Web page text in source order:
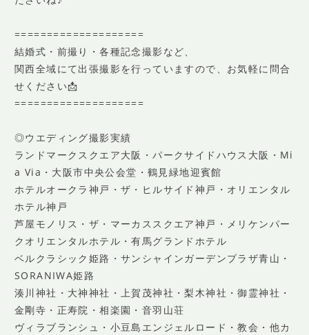
====================
結婚式・前撮り・各種記念撮影など、
関西全域にて出張撮影を行っていますので、お気軽に問合
せください📩
====================
◎ウエディング撮影実績
ランドマークスクエア大阪・パークサイドハウス大阪・Mi
a Via・大阪市中央公会堂・鶴見緑地迎賓館
ホテルオークラ神戸・ザ・ヒルサイド神戸・オリエンタル
ホテル神戸
芦屋モノリス・ザ・マーカススクエア神戸・メリケンパー
クオリエンタルホテル・有馬グランドホテル
ベルクラシック姫路・サンシャインガーデンプラザ青山・
SORANIWA姫路
湊川神社・大神神社・上賀茂神社・梨木神社・御霊神社・
金剛寺・正寿院・相楽園・音羽山荘
ヴィラブランシュ・小豆島エンジェルロード・教会・他カ